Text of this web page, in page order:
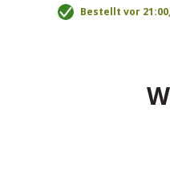
Bestellt vor